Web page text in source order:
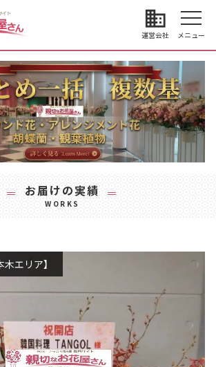
business
運営会社 メニュー
お届けの実績
WORKS
エリア】